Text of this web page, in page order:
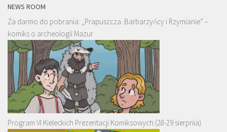
NEWS ROOM
Za darmo do pobrania: „Prapuszcza. Barbarzyńcy i Rzymianie” –
komiks o archeologii Mazur
Program VI Kieleckich Prezentacji Komiksowych (28-29 sierpnia)